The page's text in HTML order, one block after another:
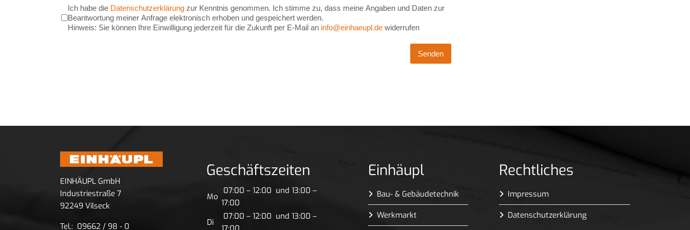
Ich habe die Datenschutzerklärung zur Kenntnis genommen. Ich stimme zu, dass meine Angaben und Daten zur
Beantwortung meiner Anfrage elektronisch erhoben und gespeichert werden.
Hinweis: Sie können Ihre Einwilligung jederzeit für die Zukunft per E-Mail an info@einhaeupl.de widerrufen
Senden
EINHÄUPL GmbH
Industriestraße 7
92249 Vilseck
Tel.: 09662 / 98 - 0
Geschäftszeiten
Mo
07:00 – 12:00 und 13:00 –
17:00
Di
07:00 – 12:00 und 13:00 –
Einhäupl
Bau- & Gebäudetechnik
Werkmarkt
Rechtliches
Impressum
Datenschutzerklärung